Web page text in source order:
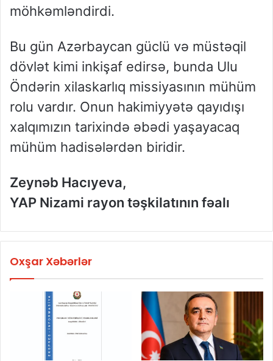
möhkəmləndirdi.
Bu gün Azərbaycan güclü və müstəqil
dövlət kimi inkişaf edirsə, bunda Ulu
Öndərin xilaskarlıq missiyasının mühüm
rolu vardır. Onun hakimiyyətə qayıdışı
xalqımızın tarixində əbədi yaşayacaq
mühüm hadisələrdən biridir.
Zeynəb Hacıyeva,
YAP Nizami rayon təşkilatının fəalı
Oxşar Xəbərlər